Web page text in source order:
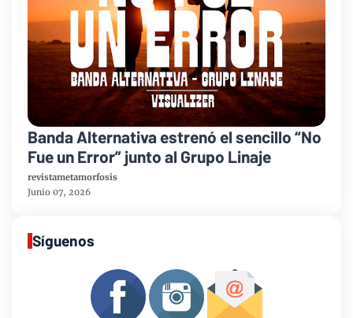
Banda Alternativa estrenó el sencillo “No
Fue un Error” junto al Grupo Linaje
revistametamorfosis
Junio 07, 2026
Síguenos